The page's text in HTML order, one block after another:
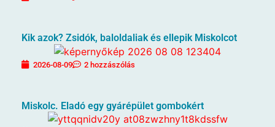
Kik azok? Zsidók, baloldaliak és ellepik Miskolcot
2026-08-09 2 hozzászólás
Miskolc. Eladó egy gyárépület gombokért